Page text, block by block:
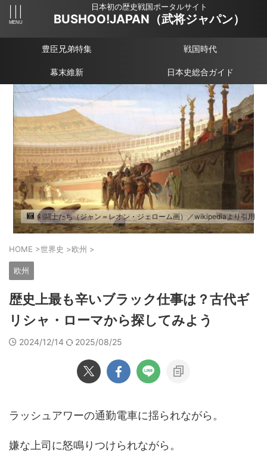
日本初の歴史戦国ポータルサイト
BUSHOO!JAPAN（武将ジャパン）
豊臣兄弟特集 戦国時代
幕末維新 日本史総合ガイド
剣闘士たち（ジャン＝レオン・ジェローム画）／wikipediaより引用
HOME >世界史 >欧州 >
欧州
歴史上最も辛いブラック仕事は？古代ギ
リシャ・ローマから探してみよう
2024/12/14 2025/08/25
ラッシュアワーの通勤電車に揺られながら。
嫌な上司に怒鳴りつけられながら。